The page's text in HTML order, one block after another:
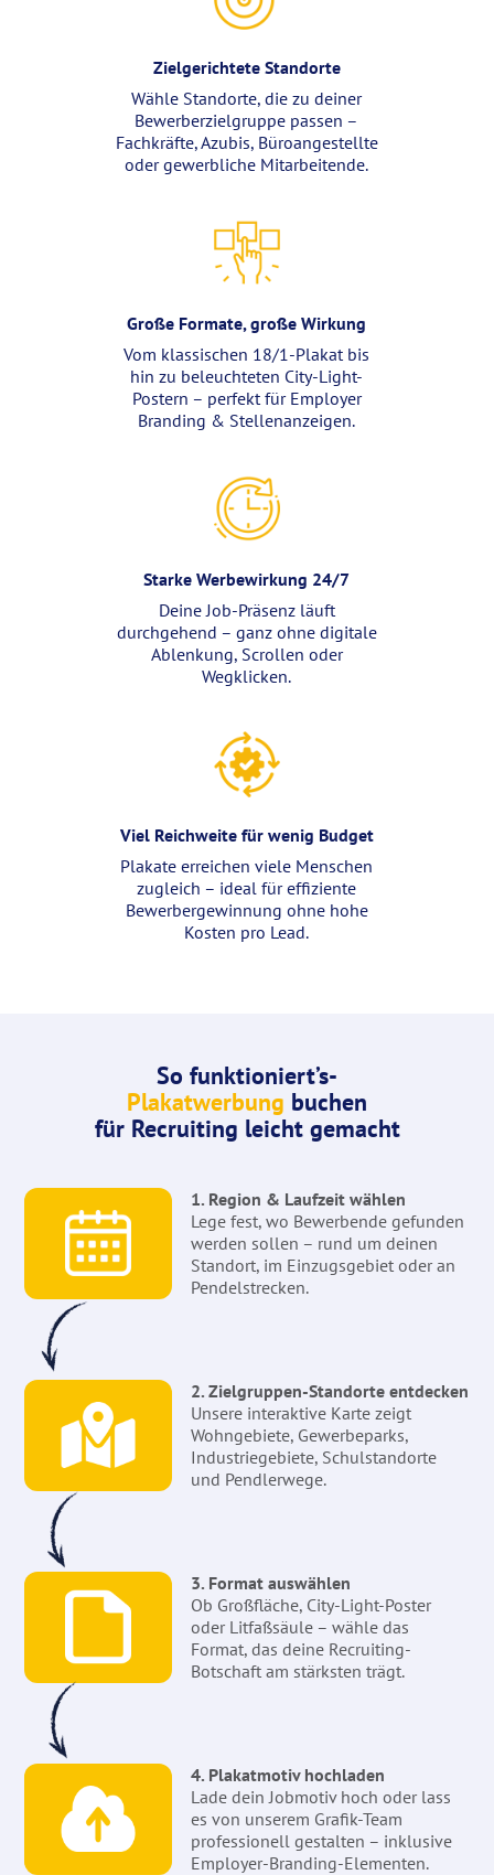
Zielgerichtete Standorte
Wähle Standorte, die zu deiner
Bewerberzielgruppe passen –
Fachkräfte, Azubis, Büroangestellte
oder gewerbliche Mitarbeitende.
Große Formate, große Wirkung
Vom klassischen 18/1-Plakat bis
hin zu beleuchteten City-Light-
Postern – perfekt für Employer
Branding & Stellenanzeigen.
Starke Werbewirkung 24/7
Deine Job-Präsenz läuft
durchgehend – ganz ohne digitale
Ablenkung, Scrollen oder
Wegklicken.
Viel Reichweite für wenig Budget
Plakate erreichen viele Menschen
zugleich – ideal für effiziente
Bewerbergewinnung ohne hohe
Kosten pro Lead.
So funktioniert’s-
Plakatwerbung buchen
für Recruiting leicht gemacht
1. Region & Laufzeit wählen
Lege fest, wo Bewerbende gefunden
werden sollen – rund um deinen
Standort, im Einzugsgebiet oder an
Pendelstrecken.
2. Zielgruppen-Standorte entdecken
Unsere interaktive Karte zeigt
Wohngebiete, Gewerbeparks,
Industriegebiete, Schulstandorte
und Pendlerwege.
3. Format auswählen
Ob Großfläche, City-Light-Poster
oder Litfaßsäule – wähle das
Format, das deine Recruiting-
Botschaft am stärksten trägt.
4. Plakatmotiv hochladen
Lade dein Jobmotiv hoch oder lass
es von unserem Grafik-Team
professionell gestalten – inklusive
Employer-Branding-Elementen.